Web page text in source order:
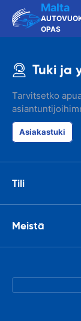
Malta
OPAS
Tuki ja
Tarvitsetko
Asiakastuki
Tili
Meistä